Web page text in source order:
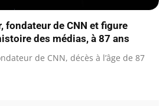
fondateur de CNN et figure
des médias, à 87 ans
de CNN, décès à l’âge de 87